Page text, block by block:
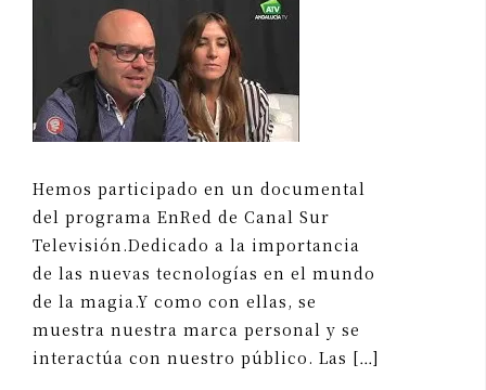
Hemos participado en un documental
del programa EnRed de Canal Sur
Televisión.Dedicado a la importancia
de las nuevas tecnologías en el mundo
de la magia.Y como con ellas, se
muestra nuestra marca personal y se
interactúa con nuestro público. Las […]